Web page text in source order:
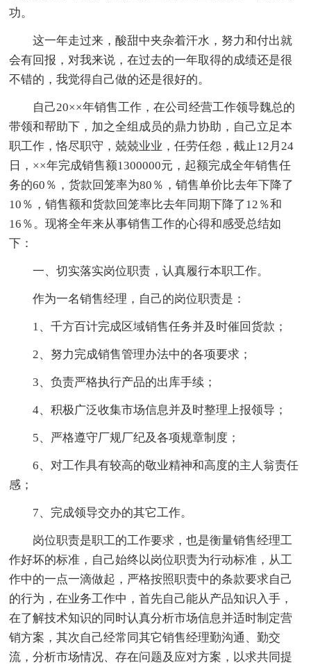
功。
这一年走过来，酸甜中夹杂着汗水，努力和付出就
会有回报，对我来说，在过去的一年取得的成绩还是很
不错的，我觉得自己做的还是很好的。
自己20××年销售工作，在公司经营工作领导魏总的
带领和帮助下，加之全组成员的鼎力协助，自己立足本
职工作，恪尽职守，兢兢业业，任劳任怨，截止12月24
日，××年完成销售额1300000元，起额完成全年销售任
务的60％，货款回笼率为80％，销售单价比去年下降了
10％，销售额和货款回笼率比去年同期下降了12％和
16％。现将全年来从事销售工作的心得和感受总结如
下：
一、切实落实岗位职责，认真履行本职工作。
作为一名销售经理，自己的岗位职责是：
1、千方百计完成区域销售任务并及时催回货款；
2、努力完成销售管理办法中的各项要求；
3、负责严格执行产品的出库手续；
4、积极广泛收集市场信息并及时整理上报领导；
5、严格遵守厂规厂纪及各项规章制度；
6、对工作具有较高的敬业精神和高度的主人翁责任
感；
7、完成领导交办的其它工作。
岗位职责是职工的工作要求，也是衡量销售经理工
作好坏的标准，自己始终以岗位职责为行动标准，从工
作中的一点一滴做起，严格按照职责中的条款要求自己
的行为，在业务工作中，首先自己能从产品知识入手，
在了解技术知识的同时认真分析市场信息并适时制定营
销方案，其次自己经常同其它销售经理勤沟通、勤交
流，分析市场情况、存在问题及应对方案，以求共同提